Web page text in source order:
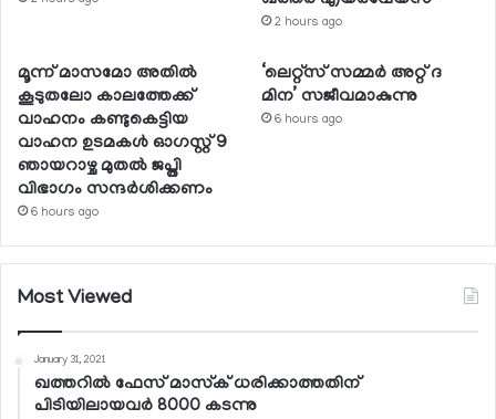
2 hours ago
മൂന്ന് മാസമോ അതില്‍
കൂടുതലോ കാലത്തേക്ക്
വാഹനം കണ്ടുകെട്ടിയ
വാഹന ഉടമകള്‍ ഓഗസ്റ്റ് 9
ഞായറാഴ്ച മുതല്‍ ജപ്തി
വിഭാഗം സന്ദര്‍ശിക്കണം
6 hours ago
‘ലെറ്റ്‌സ് സമ്മര്‍ അറ്റ് ദ
മിന’ സജീവമാകുന്നു
6 hours ago
Most Viewed
January 31, 2021
ഖത്തറില്‍ ഫേസ് മാസ്‌ക് ധരിക്കാത്തതിന്
പിടിയിലായവര്‍ 8000 കടന്നു